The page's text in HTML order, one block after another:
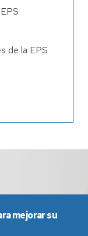
de la EPS
mejorar su